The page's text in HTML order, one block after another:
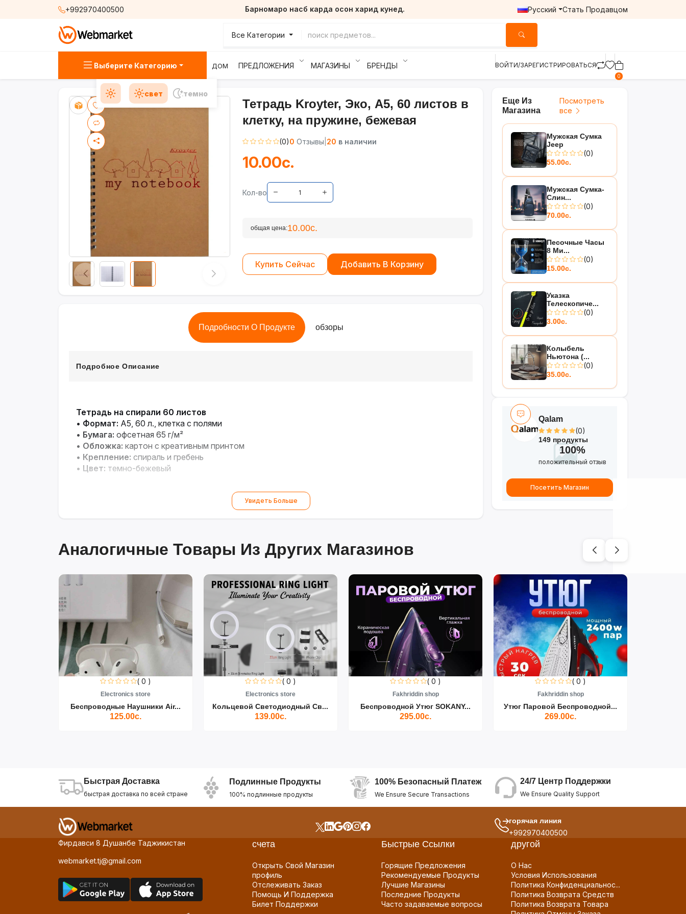
+992970400500 Барномаро насб карда осон харид кунед. Русский Стать Продавцом
Все Категории
Выберите Категорию ДОМ ПРЕДЛОЖЕНИЯ МАГАЗИНЫ БРЕНДЫ ВОЙТИ/ЗАРЕГИСТРИРОВАТЬСЯ
0
свет темно
Тетрадь Kroyter, Эко, А5, 60 листов в
клетку, на пружине, бежевая
(0)0 Отзывы 20 в наличии
10.00с.
Кол-во
общая цена:10.00с.
Купить Сейчас Добавить В Корзину
Подробности О Продукте обзоры
Подробное Описание
Тетрадь на спирали 60 листов
• Формат: А5, 60 л., клетка с полями
• Бумага: офсетная 65 г/м²
• Обложка: картон с креативным принтом
• Крепление: спираль и гребень
• Цвет: темно-бежевый
Увидеть Больше
Еще Из
Магазина
Посмотреть
все
Мужская Сумка
Jeep
(0)
55.00с.
Мужская Сумка-
Слин...
(0)
70.00с.
Песочные Часы
8 Ми...
(0)
15.00с.
Указка
Телескопиче...
(0)
3.00с.
Колыбель
Ньютона (...
(0)
35.00с.
Qalam
(0)
149 продукты
100%
положительный отзыв
Посетить Магазин
Аналогичные Товары Из Других Магазинов
( 0 )
Electronics store
Беспроводные Наушники Air...
125.00с.
( 0 )
Electronics store
Кольцевой Светодиодный Св...
139.00с.
( 0 )
Fakhriddin shop
Беспроводной Утюг SOKANY...
295.00с.
( 0 )
Fakhriddin shop
Утюг Паровой Беспроводной...
269.00с.
Быстрая Доставка
быстрая доставка по всей стране
Подлинные Продукты
100% подлинные продукты
100% Безопасный Платеж
We Ensure Secure Transactions
24/7 Центр Поддержки
We Ensure Quality Support
горячая линия
+992970400500
Фирдавси 8 Душанбе Таджикистан
webmarket.tj@gmail.com
счета
Открыть Свой Магазин
профиль
Отслеживать Заказ
Помощь И Поддержка
Билет Поддержки
Быстрые Ссылки
Горящие Предложения
Рекомендуемые Продукты
Лучшие Магазины
Последние Продукты
Часто задаваемые вопросы
другой
О Нас
Условия Использования
Политика Конфиденциальнос...
Политика Возврата Средств
Политика Возврата Товара